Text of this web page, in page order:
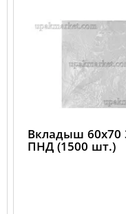
Вкладыш 60х70
ПНД (1500 шт.)